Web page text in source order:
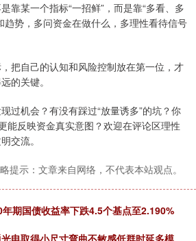
靠某一个指标“一招鲜”，而是靠“多看、多
趋势，多问资金在做什么，多理性看待信号
把自己的认知和风险控制放在第一位，才
的关键。
过机会？有没有踩过“放量诱多”的坑？你
能反映资金真实意图？欢迎在评论区理性
交流。
提示：文章来自网络，不代表本站观点。
期国债收益率下跌4.5个基点至2.190%